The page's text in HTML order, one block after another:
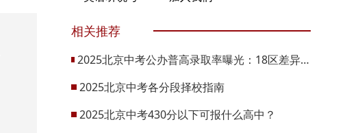
相关推荐
2025北京中考公办普高录取率曝光：18区差异悬殊！2026升学机会将增1.48万
2025北京中考各分段择校指南
2025北京中考430分以下可报什么高中？